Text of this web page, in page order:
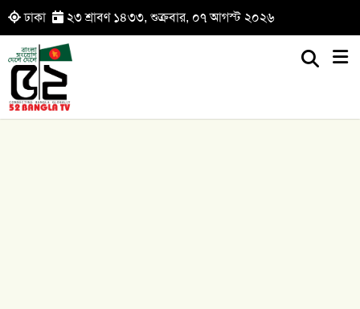
ঢাকা ২৩ শ্রাবণ ১৪৩৩, শুক্রবার, ০৭ আগস্ট ২০২৬